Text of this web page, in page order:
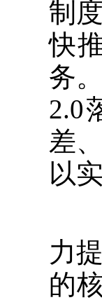
制
快
务
2.0
差
以
认
力
的